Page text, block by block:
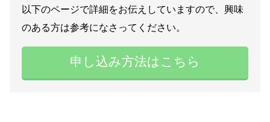
以下のページで詳細をお伝えしていますので、興味
のある方は参考になさってください。
申し込み方法はこちら